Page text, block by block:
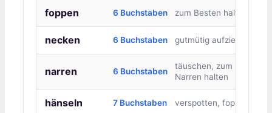
foppen 6 Buchstaben zum Besten halten
necken 6 Buchstaben gutmütig aufziehen
narren 6 Buchstaben
täuschen, zum
Narren halten
hänseln 7 Buchstaben verspotten, foppen